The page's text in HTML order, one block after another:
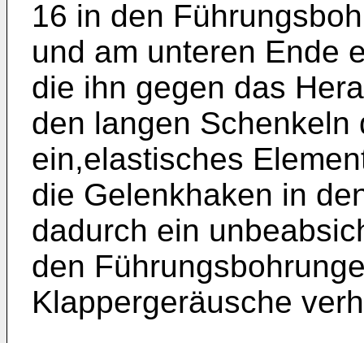
16 in den
und am unteren Ende
die ihn gegen das
den langen
ein,elastisches
die Gelenkhaken in
dadurch ein
den
Klappergeräusche